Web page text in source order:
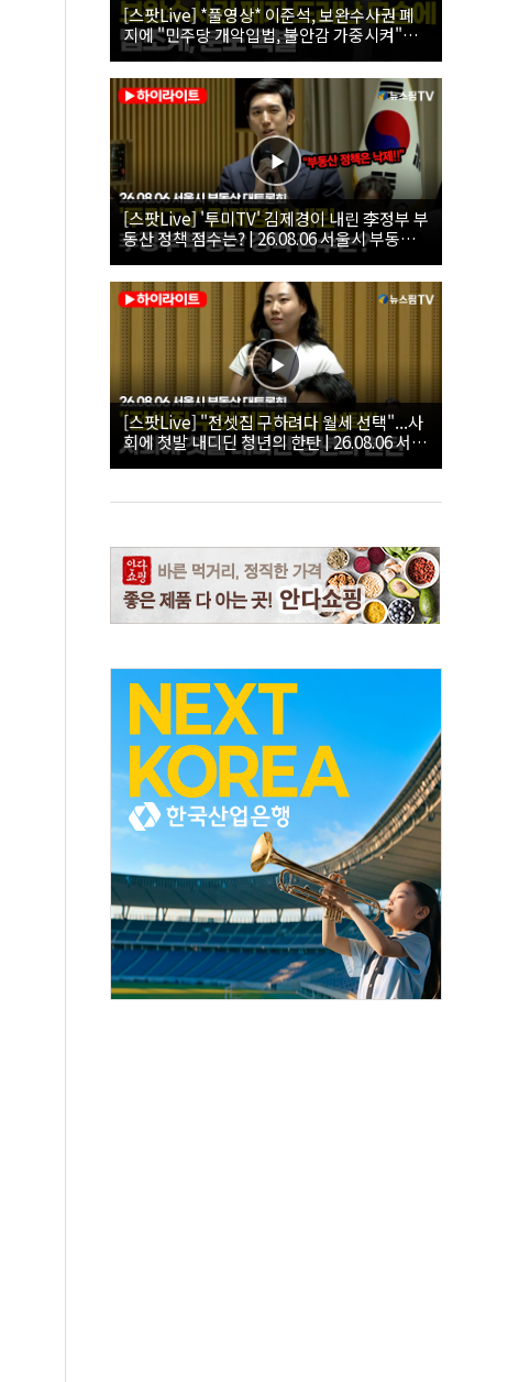
[스팟Live] *풀영상* 이준석, 보완수사권 폐
지에 "민주당 개악입법, 불안감 가중시켜"｜
26.08.06 개혁신당 보완수사권 폐지 토론회
[스팟Live] '투미TV' 김제경이 내린 李정부 부
동산 정책 점수는? | 26.08.06 서울시 부동산
대토론회
[스팟Live] "전셋집 구하려다 월세 선택"...사
회에 첫발 내디딘 청년의 한탄 | 26.08.06 서울
시 부동산 대토론회